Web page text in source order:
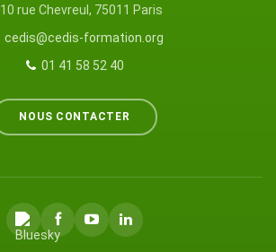
10 rue Chevreul, 75011 Paris
cedis@cedis-formation.org
01 41 58 52 40
NOUS CONTACTER